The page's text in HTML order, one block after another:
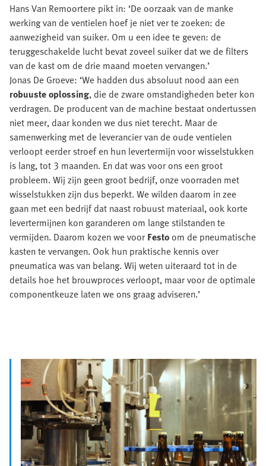
Hans Van Remoortere pikt in: ‘De oorzaak van de manke
werking van de ventielen hoef je niet ver te zoeken: de
aanwezigheid van suiker. Om u een idee te geven: de
teruggeschakelde lucht bevat zoveel suiker dat we de filters
van de kast om de drie maand moeten vervangen.’
Jonas De Groeve: ‘We hadden dus absoluut nood aan een
robuuste oplossing, die de zware omstandigheden beter kon
verdragen. De producent van de machine bestaat ondertussen
niet meer, daar konden we dus niet terecht. Maar de
samenwerking met de leverancier van de oude ventielen
verloopt eerder stroef en hun levertermijn voor wisselstukken
is lang, tot 3 maanden. En dat was voor ons een groot
probleem. Wij zijn geen groot bedrijf, onze voorraden met
wisselstukken zijn dus beperkt. We wilden daarom in zee
gaan met een bedrijf dat naast robuust materiaal, ook korte
levertermijnen kon garanderen om lange stilstanden te
vermijden. Daarom kozen we voor Festoom de pneumatische
kasten te vervangen. Ook hun praktische kennis over
pneumatica was van belang. Wij weten uiteraard tot in de
details hoe het brouwproces verloopt, maar voor de optimale
componentkeuze laten we ons graag adviseren.’